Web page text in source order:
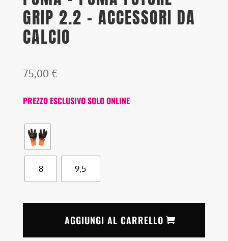
GRIP 2.2 – ACCESSORI DA
CALCIO
75,00 €
PREZZO ESCLUSIVO SOLO ONLINE
8 9,5
AGGIUNGI AL CARRELLO